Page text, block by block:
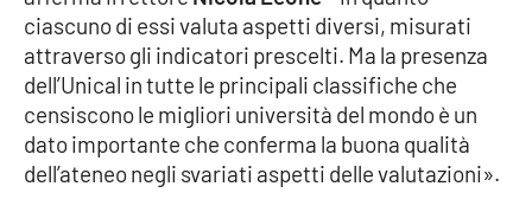
PROGETTI
SPECIALI
Buona Sanità Calabria
ciascuno di essi valuta aspetti diversi, misurati
attraverso gli indicatori prescelti. Ma la presenza
dell’Unical in tutte le principali classifiche che
censiscono le migliori università del mondo è un
dato importante che conferma la buona qualità
dell’ateneo negli svariati aspetti delle valutazioni».